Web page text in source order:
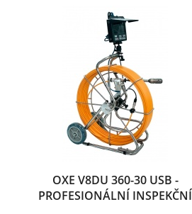
OXE V8DU 360-30 USB -
PROFESIONÁLNÍ INSPEKČNÍ